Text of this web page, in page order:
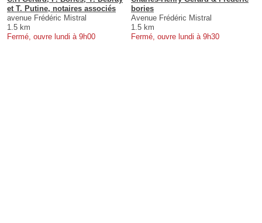
et T. Putine, notaires associés
avenue Frédéric Mistral
1.5 km
Fermé, ouvre lundi à 9h00
bories
Avenue Frédéric Mistral
1.5 km
Fermé, ouvre lundi à 9h30